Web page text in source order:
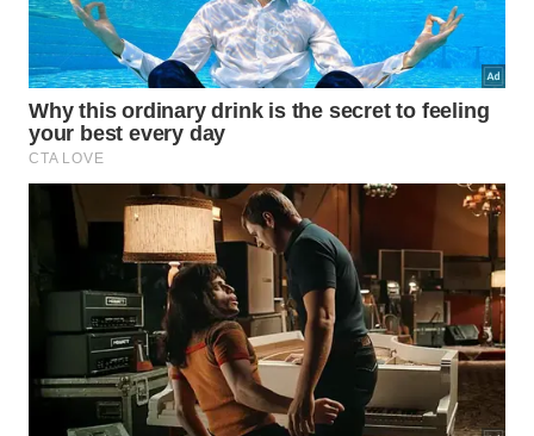
Qual tábua escolher para cozinhar
com mais segurança?
Para uso diário, a madeira bem cuidada costuma
entregar o melhor conjunto entre higiene,
durabilidade e proteção das facas. O plástico pode
ser útil quando há separação por tipo de alimento,
mas precisa ser trocado com frequência quando